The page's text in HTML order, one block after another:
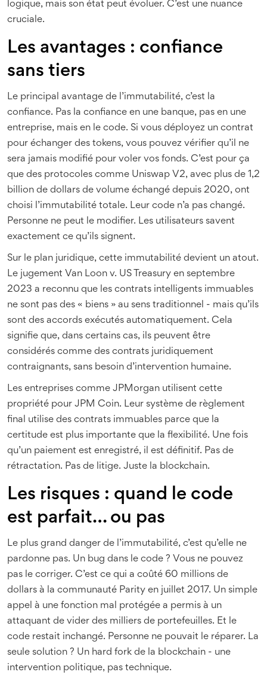
logique, mais son état peut évoluer. C’est une nuance
cruciale.
Les avantages : confiance
sans tiers
Le principal avantage de l’immutabilité, c’est la
confiance. Pas la confiance en une banque, pas en une
entreprise, mais en le code. Si vous déployez un contrat
pour échanger des tokens, vous pouvez vérifier qu’il ne
sera jamais modifié pour voler vos fonds. C’est pour ça
que des protocoles comme Uniswap V2, avec plus de 1,2
billion de dollars de volume échangé depuis 2020, ont
choisi l’immutabilité totale. Leur code n’a pas changé.
Personne ne peut le modifier. Les utilisateurs savent
exactement ce qu’ils signent.
Sur le plan juridique, cette immutabilité devient un atout.
Le jugement Van Loon v. US Treasury en septembre
2023 a reconnu que les contrats intelligents immuables
ne sont pas des « biens » au sens traditionnel - mais qu’ils
sont des accords exécutés automatiquement. Cela
signifie que, dans certains cas, ils peuvent être
considérés comme des contrats juridiquement
contraignants, sans besoin d’intervention humaine.
Les entreprises comme JPMorgan utilisent cette
propriété pour JPM Coin. Leur système de règlement
final utilise des contrats immuables parce que la
certitude est plus importante que la flexibilité. Une fois
qu’un paiement est enregistré, il est définitif. Pas de
rétractation. Pas de litige. Juste la blockchain.
Les risques : quand le code
est parfait… ou pas
Le plus grand danger de l’immutabilité, c’est qu’elle ne
pardonne pas. Un bug dans le code ? Vous ne pouvez
pas le corriger. C’est ce qui a coûté 60 millions de
dollars à la communauté Parity en juillet 2017. Un simple
appel à une fonction mal protégée a permis à un
attaquant de vider des milliers de portefeuilles. Et le
code restait inchangé. Personne ne pouvait le réparer. La
seule solution ? Un hard fork de la blockchain - une
intervention politique, pas technique.